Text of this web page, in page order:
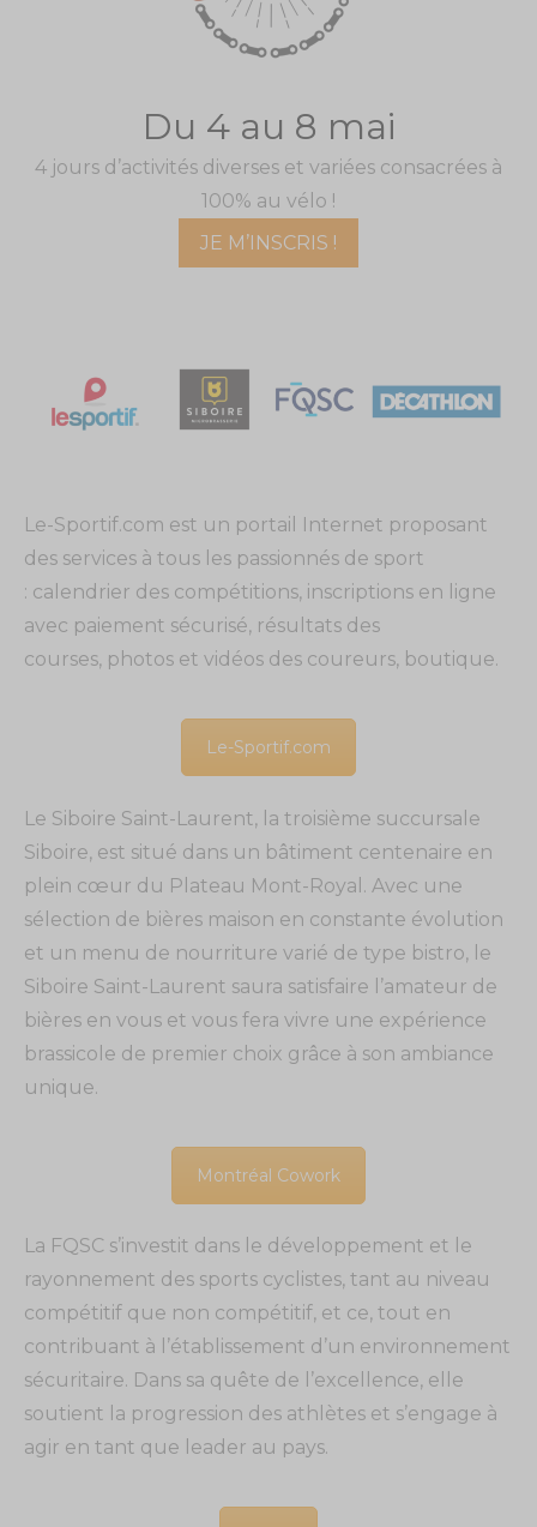
Du 4 au 8 mai
4 jours d’activités diverses et variées consacrées à
100% au vélo !
JE M’INSCRIS !
Le-Sportif.com est un portail Internet proposant
des services à tous les passionnés de sport
: calendrier des compétitions, inscriptions en ligne
avec paiement sécurisé, résultats des
courses, photos et vidéos des coureurs, boutique.
Le-Sportif.com
Le Siboire Saint-Laurent, la troisième succursale
Siboire, est situé dans un bâtiment centenaire en
plein cœur du Plateau Mont-Royal. Avec une
sélection de bières maison en constante évolution
et un menu de nourriture varié de type bistro, le
Siboire Saint-Laurent saura satisfaire l’amateur de
bières en vous et vous fera vivre une expérience
brassicole de premier choix grâce à son ambiance
unique.
Montréal Cowork
La FQSC s’investit dans le développement et le
rayonnement des sports cyclistes, tant au niveau
compétitif que non compétitif, et ce, tout en
contribuant à l’établissement d’un environnement
sécuritaire. Dans sa quête de l’excellence, elle
soutient la progression des athlètes et s’engage à
agir en tant que leader au pays.